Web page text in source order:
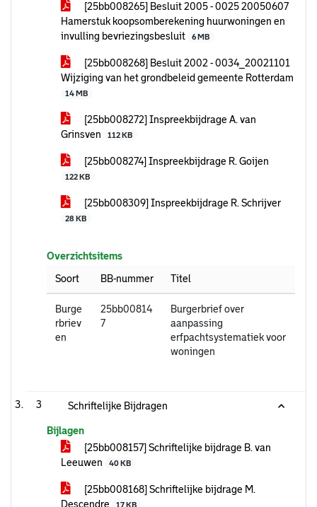
[25bb008265] Besluit 2005 - 0025 20050607
Hamerstuk koopsomberekening huurwoningen en
invulling bevriezingsbesluit
6 MB
[25bb008268] Besluit 2002 - 0034_20021101
Wijziging van het grondbeleid gemeente Rotterdam
14 MB
[25bb008272] Inspreekbijdrage A. van
Grinsven
112 KB
[25bb008274] Inspreekbijdrage R. Goijen
122 KB
[25bb008309] Inspreekbijdrage R. Schrijver
28 KB
Overzichtsitems
Soort
BB-nummer Titel
Burge
rbriev
en
25bb00814
7
Burgerbrief over
aanpassing
erfpachtsystematiek voor
woningen
3 Schriftelijke Bijdragen
Bijlagen
[25bb008157] Schriftelijke bijdrage B. van
Leeuwen
40 KB
[25bb008168] Schriftelijke bijdrage M.
Descendre
17 KB